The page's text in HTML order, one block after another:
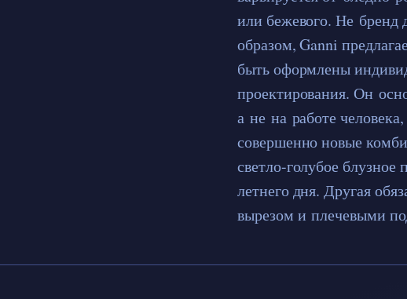
или бежевого. Не бренд
образом, Ganni
быть оформлены
проектирования. Он
а не на работе
совершенно новые
светло-голубое блузное
летнего дня. Другая
вырезом и плечевыми